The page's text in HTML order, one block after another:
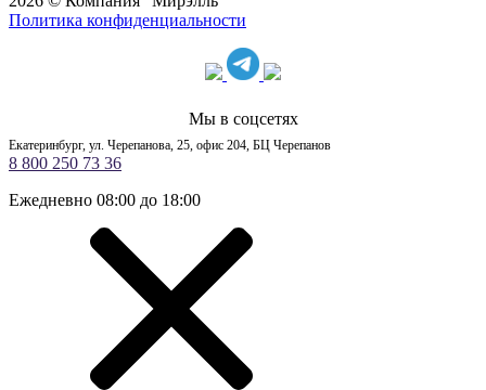
Политика конфиденциальности
Мы в соцсетях
Екатеринбург, ул. Черепанова, 25, офис 204, БЦ Черепанов
8 800 250 73 36
Ежедневно 08:00 до 18:00